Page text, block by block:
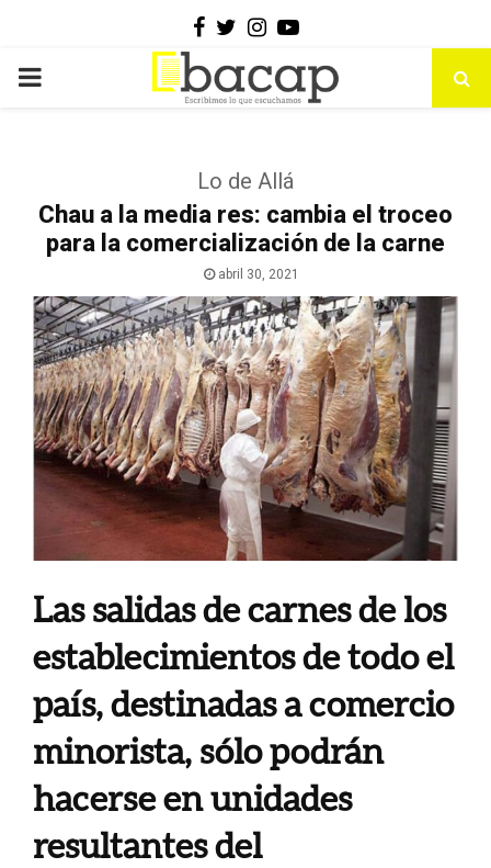
Facebook
Twitter
Instagram
Youtube
PRIMARY
Lo de Allá
Chau a la media res: cambia el troceo
para la comercialización de la carne
abril 30, 2021
Las salidas de carnes de los
establecimientos de todo el
país, destinadas a comercio
minorista, sólo podrán
hacerse en unidades
resultantes del